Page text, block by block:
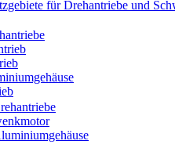
für Drehantriebe und